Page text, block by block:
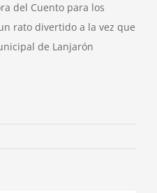
del Cuento para los
rato divertido a la vez que
de Lanjarón